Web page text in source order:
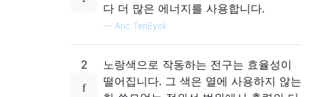
다 더 많은 에너지를 사용합니다.
— Aric TenEyck
2
노랑색으로 작동하는 전구는 효율성이
떨어집니다. 그 색은 열에 사용하지 않는